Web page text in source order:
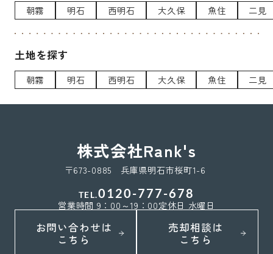
朝霧 明石 西明石 大久保 魚住 二見
土地を探す
朝霧 明石 西明石 大久保 魚住 二見
株式会社Rank's
〒673-0885 兵庫県明石市桜町1-6
TEL.0120-777-678
営業時間 9：00～19：00定休日 水曜日
お問い合わせは
こちら
売却相談は
こちら